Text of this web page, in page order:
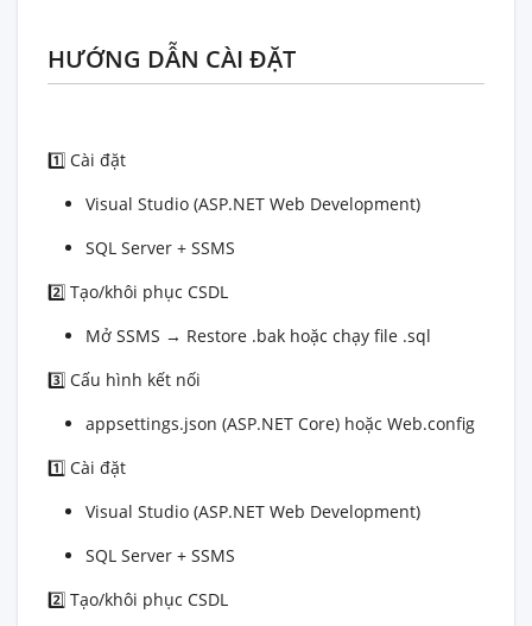
HƯỚNG DẪN CÀI ĐẶT
1️⃣ Cài đặt
Visual Studio (ASP.NET Web Development)
SQL Server + SSMS
2️⃣ Tạo/khôi phục CSDL
Mở SSMS → Restore .bak hoặc chạy file .sql
3️⃣ Cấu hình kết nối
appsettings.json (ASP.NET Core) hoặc Web.config
1️⃣ Cài đặt
Visual Studio (ASP.NET Web Development)
SQL Server + SSMS
2️⃣ Tạo/khôi phục CSDL